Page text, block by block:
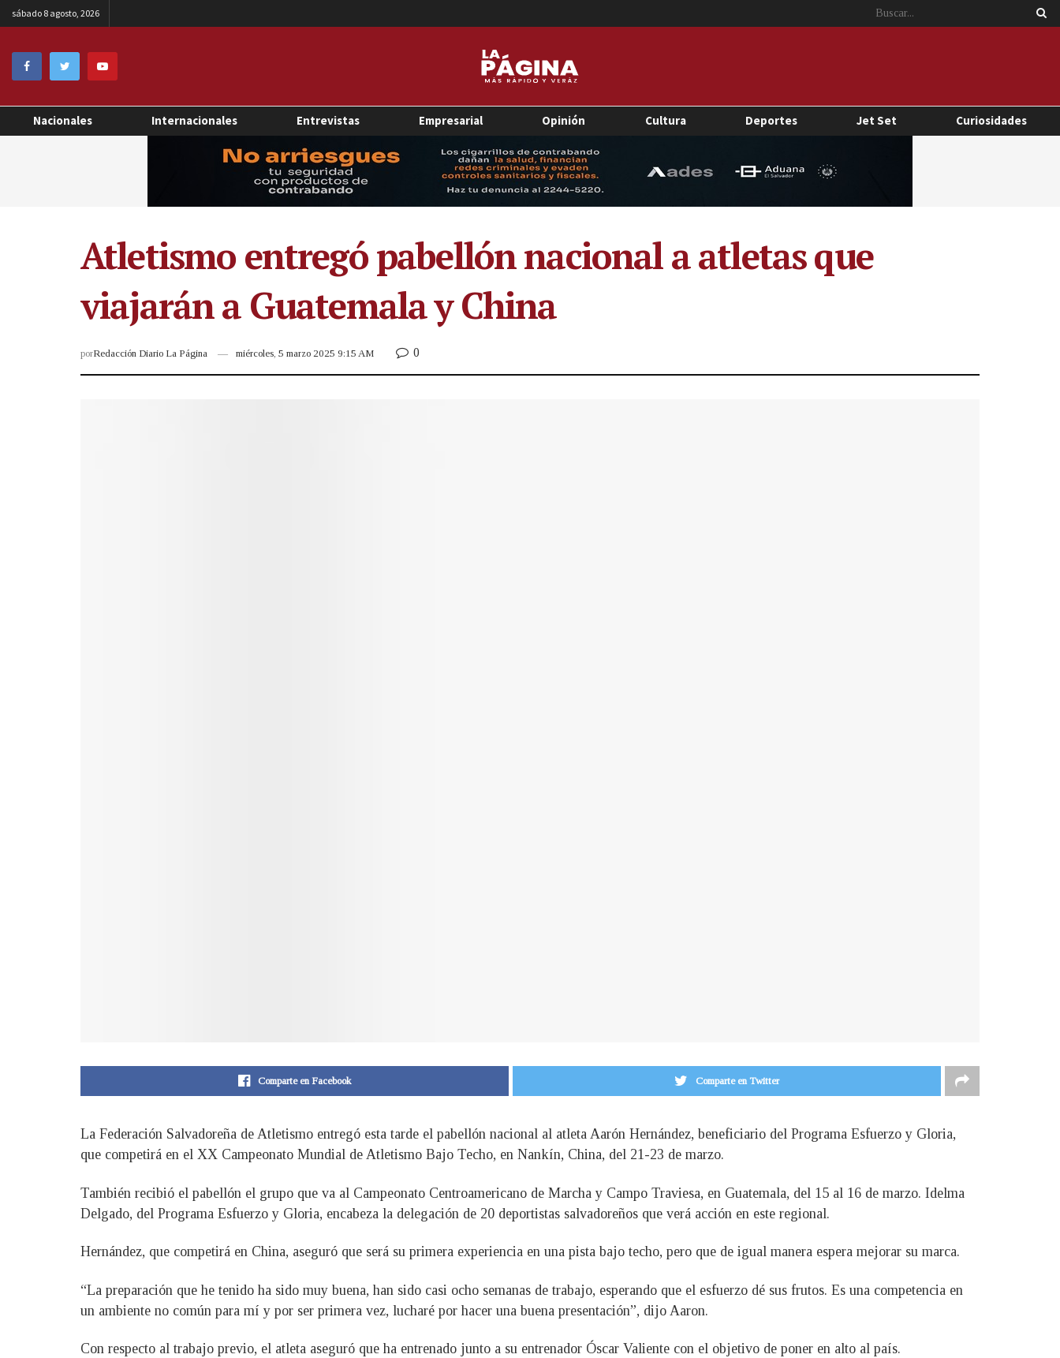
sábado 8 agosto, 2026
Nacionales Internacionales Entrevistas Empresarial Opinión Cultura Deportes Jet Set Curiosidades
Atletismo entregó pabellón nacional a atletas que
viajarán a Guatemala y China
porRedacción Diario La Página miércoles, 5 marzo 2025 9:15 AM 0
Comparte en Facebook Comparte en Twitter
La Federación Salvadoreña de Atletismo entregó esta tarde el pabellón nacional al atleta Aarón Hernández, beneficiario del Programa Esfuerzo y Gloria,
que competirá en el XX Campeonato Mundial de Atletismo Bajo Techo, en Nankín, China, del 21-23 de marzo.
También recibió el pabellón el grupo que va al Campeonato Centroamericano de Marcha y Campo Traviesa, en Guatemala, del 15 al 16 de marzo. Idelma
Delgado, del Programa Esfuerzo y Gloria, encabeza la delegación de 20 deportistas salvadoreños que verá acción en este regional.
Hernández, que competirá en China, aseguró que será su primera experiencia en una pista bajo techo, pero que de igual manera espera mejorar su marca.
“La preparación que he tenido ha sido muy buena, han sido casi ocho semanas de trabajo, esperando que el esfuerzo dé sus frutos. Es una competencia en
un ambiente no común para mí y por ser primera vez, lucharé por hacer una buena presentación”, dijo Aaron.
Con respecto al trabajo previo, el atleta aseguró que ha entrenado junto a su entrenador Óscar Valiente con el objetivo de poner en alto al país.